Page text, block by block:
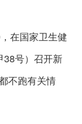
在国家卫生健
38号）召开新
不跑有关情